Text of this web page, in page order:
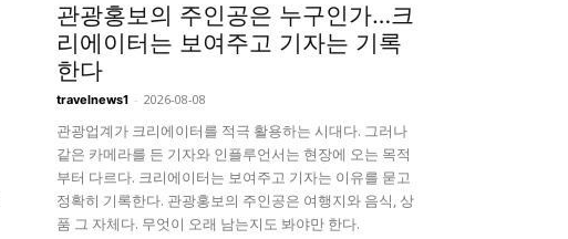
관광홍보의 주인공은 누구인가…크
리에이터는 보여주고 기자는 기록
한다
travelnews1 - 2026-08-08
관광업계가 크리에이터를 적극 활용하는 시대다. 그러나
같은 카메라를 든 기자와 인플루언서는 현장에 오는 목적
부터 다르다. 크리에이터는 보여주고 기자는 이유를 묻고
정확히 기록한다. 관광홍보의 주인공은 여행지와 음식, 상
품 그 자체다. 무엇이 오래 남는지도 봐야만 한다.